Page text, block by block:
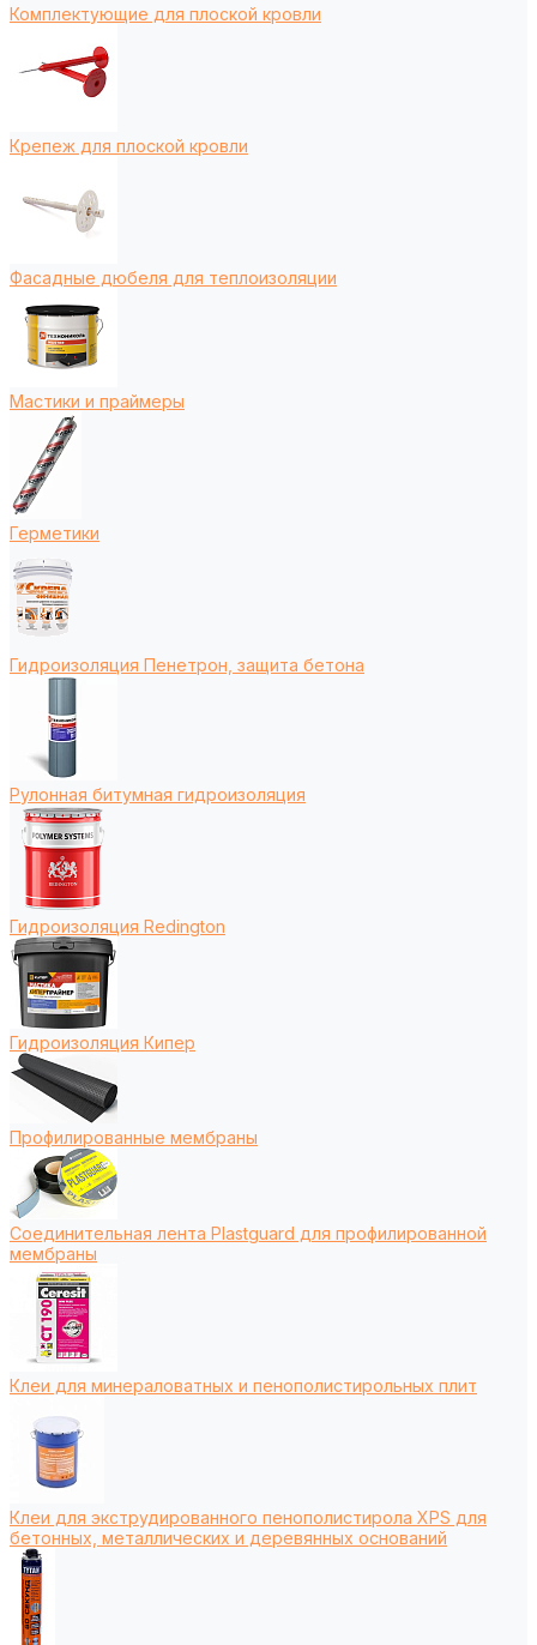
Комплектующие для плоской кровли
Крепеж для плоской кровли
Фасадные дюбеля для теплоизоляции
Мастики и праймеры
Герметики
Гидроизоляция Пенетрон, защита бетона
Рулонная битумная гидроизоляция
Гидроизоляция Redington
Гидроизоляция Кипер
Профилированные мембраны
Соединительная лента Plastguard для профилированной
мембраны
Клеи для минераловатных и пенополистирольных плит
Клеи для экструдированного пенополистирола XPS для
бетонных, металлических и деревянных оснований